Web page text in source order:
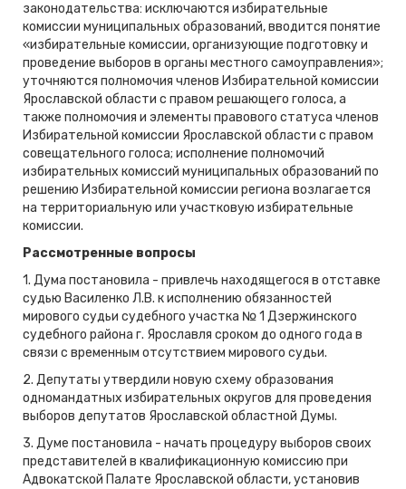
законодательства: исключаются избирательные
комиссии муниципальных образований, вводится понятие
«избирательные комиссии, организующие подготовку и
проведение выборов в органы местного самоуправления»;
уточняются полномочия членов Избирательной комиссии
Ярославской области с правом решающего голоса, а
также полномочия и элементы правового статуса членов
Избирательной комиссии Ярославской области с правом
совещательного голоса; исполнение полномочий
избирательных комиссий муниципальных образований по
решению Избирательной комиссии региона возлагается
на территориальную или участковую избирательные
комиссии.
Рассмотренные вопросы
1. Дума постановила - привлечь находящегося в отставке
судью Василенко Л.В. к исполнению обязанностей
мирового судьи судебного участка № 1 Дзержинского
судебного района г. Ярославля сроком до одного года в
связи с временным отсутствием мирового судьи.
2. Депутаты утвердили новую схему образования
одномандатных избирательных округов для проведения
выборов депутатов Ярославской областной Думы.
3. Думе постановила - начать процедуру выборов своих
представителей в квалификационную комиссию при
Адвокатской Палате Ярославской области, установив